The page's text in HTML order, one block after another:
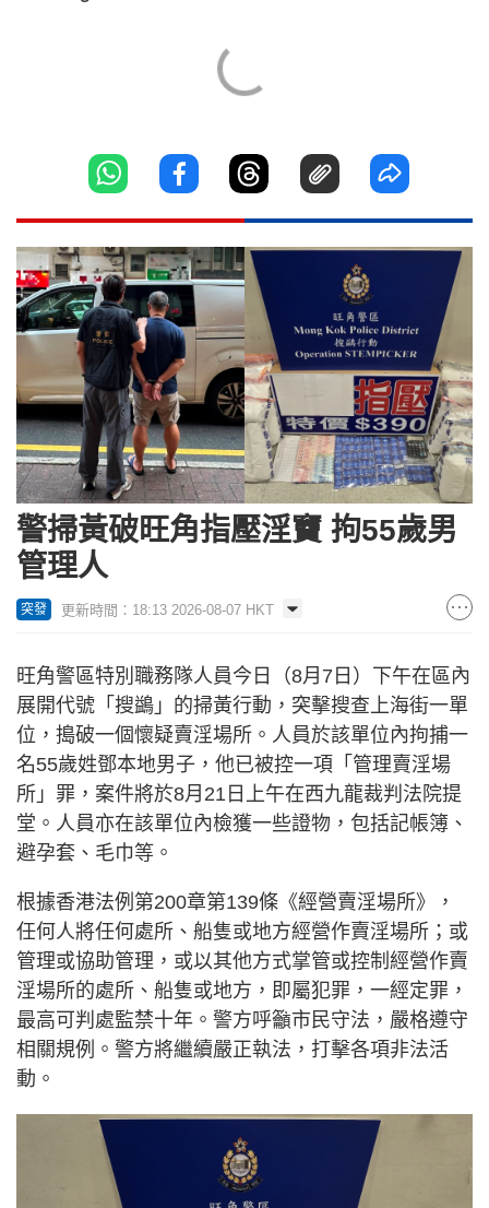
警掃黃破旺角指壓淫竇 拘55歲男
管理人
突發 更新時間：18:13 2026-08-07 HKT
旺角警區特別職務隊人員今日（8月7日）下午在區內
展開代號「搜鷁」的掃黃行動，突擊搜查上海街一單
位，搗破一個懷疑賣淫場所。人員於該單位內拘捕一
名55歲姓鄧本地男子，他已被控一項「管理賣淫場
所」罪，案件將於8月21日上午在西九龍裁判法院提
堂。人員亦在該單位內檢獲一些證物，包括記帳簿、
避孕套、毛巾等。
根據香港法例第200章第139條《經營賣淫場所》，
任何人將任何處所、船隻或地方經營作賣淫場所；或
管理或協助管理，或以其他方式掌管或控制經營作賣
淫場所的處所、船隻或地方，即屬犯罪，一經定罪，
最高可判處監禁十年。警方呼籲市民守法，嚴格遵守
相關規例。警方將繼續嚴正執法，打擊各項非法活
動。